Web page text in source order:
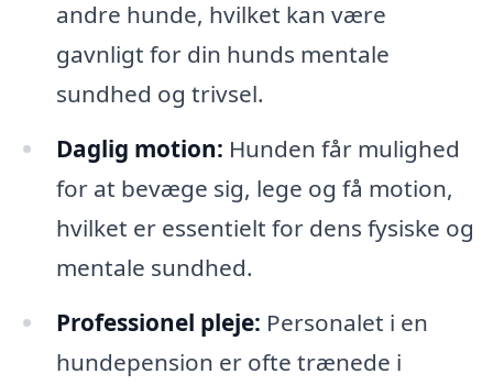
andre hunde, hvilket kan være
gavnligt for din hunds mentale
sundhed og trivsel.
Daglig motion: Hunden får mulighed
for at bevæge sig, lege og få motion,
hvilket er essentielt for dens fysiske og
mentale sundhed.
Professionel pleje: Personalet i en
hundepension er ofte trænede i